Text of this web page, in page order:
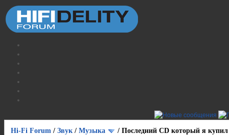
Hi-Fi Forum / Звук / Музыка / Последний CD который я купил